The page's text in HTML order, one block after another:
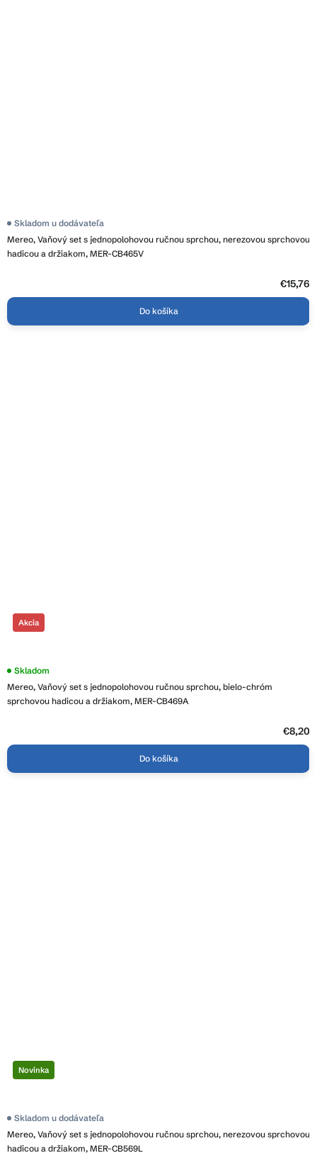
Mereo, Vaňový set s jednopolohovou ručnou sprchou, nerezovou sprchovou
hadicou a držiakom, MER-CB465V
Skladom u dodávateľa
€15,76
Do košíka
Akcia
Mereo, Vaňový set s jednopolohovou ručnou sprchou, bielo-chróm
sprchovou hadicou a držiakom, MER-CB469A
Skladom
€8,20
Do košíka
Novinka
Mereo, Vaňový set s jednopolohovou ručnou sprchou, nerezovou sprchovou
hadicou a držiakom, MER-CB569L
Skladom u dodávateľa